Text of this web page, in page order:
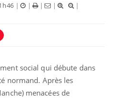
| | | |
|
social qui débute dans
normand. Après les
menacées de